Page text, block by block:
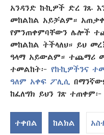
አንዳንድ ኩኪዎች ድረ ገጹ
መከልከል አይቻልም።
የምንጠቀምባቸውን ሌሎች
መከልከል ትችላለህ። ይህ
ዓላማ አይውልም። ተጨማሪ
ተመልከት፦ የኩኪዎችንና
ዓለም አቀፍ ፖሊሲ
ከፈለግክ ይህን ገጽ ተጠቀም፦
ተቀበል ከልክል
ዊንዶው
®
(አዲስ
ዊንዶው
JW Library ® አፕሊኬሽን
Copyright © 2026 Watch Tower